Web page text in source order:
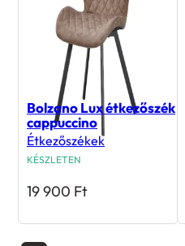
Bolzano Lux étkezőszék
cappuccino
Étkezőszékek
KÉSZLETEN
19 900 Ft